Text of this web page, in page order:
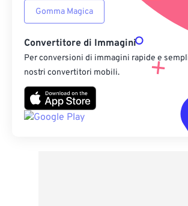
Gomma Magica
Convertitore di Immagini
Per conversioni di immagini rapide e
nostri convertitori mobili.